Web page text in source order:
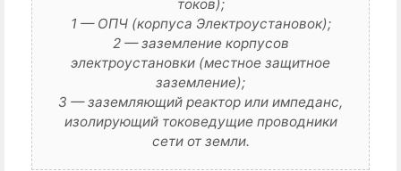
токов);
1 — ОПЧ (корпуса Электроустановок);
2 — заземление корпусов
электроустановки (местное защитное
заземление);
3 — заземляющий реактор или импеданс,
изолирующий токоведущие проводники
сети от земли.